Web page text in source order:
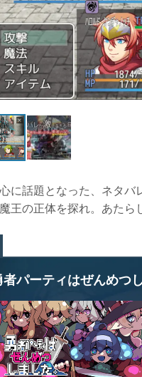
に話題となった、ネタ
王の正体を探れ。あたら
者パーティはぜんめつ